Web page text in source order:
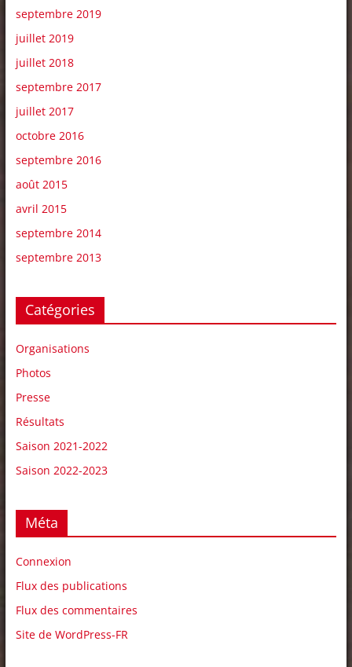
septembre 2019
juillet 2019
juillet 2018
septembre 2017
juillet 2017
octobre 2016
septembre 2016
août 2015
avril 2015
septembre 2014
septembre 2013
Catégories
Organisations
Photos
Presse
Résultats
Saison 2021-2022
Saison 2022-2023
Méta
Connexion
Flux des publications
Flux des commentaires
Site de WordPress-FR